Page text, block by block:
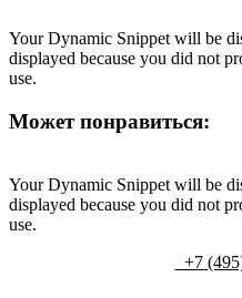
Your Dynamic Snippet will be
displayed because you did not
use.
Может понравиться:
Your Dynamic Snippet will be
displayed because you did not
use.
+7